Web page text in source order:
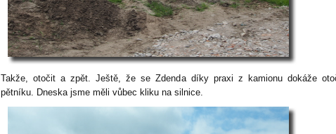
Takže, otočit a zpět. Ještě, že se Zdenda díky praxi z kamionu dokáže
pětníku. Dneska jsme měli vůbec kliku na silnice.